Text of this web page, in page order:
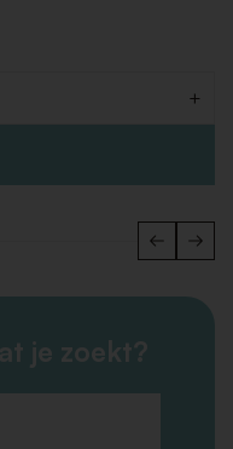
+
je zoekt?